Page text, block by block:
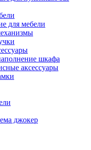
для мебели
шкафа
аксессуары
джокер